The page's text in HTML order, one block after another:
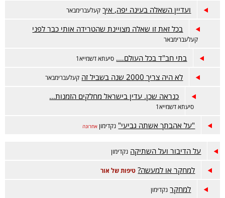
ועדיין השאלה בעינה יפה, איך קעלעברימבאר
בכל זאת זו שאלה מצויינת שהטרידה אותי כבר לפני
קעלעברימבאר
בתי חב"ד בכל העולם…. סיעתא דשמייא1
לא היה צריך 2000 שנה בשביל זה קעלעברימבאר
כנראה שכן. עדין בישראל מחלקים הזמנות…
סיעתא דשמייא1
"על אהבתך אשתה גביעי" נקדימון אחרונה
על הדיבור ועל השתיקה נקדימון
למחקר או למעשה? טיפות של אור
למחקר נקדימון